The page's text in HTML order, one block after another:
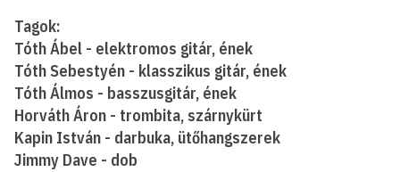
Tagok:
Tóth Ábel - elektromos gitár, ének
Tóth Sebestyén - klasszikus gitár, ének
Tóth Álmos - basszusgitár, ének
Horváth Áron - trombita, szárnykürt
Kapin István - darbuka, ütőhangszerek
Jimmy Dave - dob